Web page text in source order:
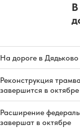
На дороге в
Реконструкция
завершится в октябре
Расширение
завершат в октябре